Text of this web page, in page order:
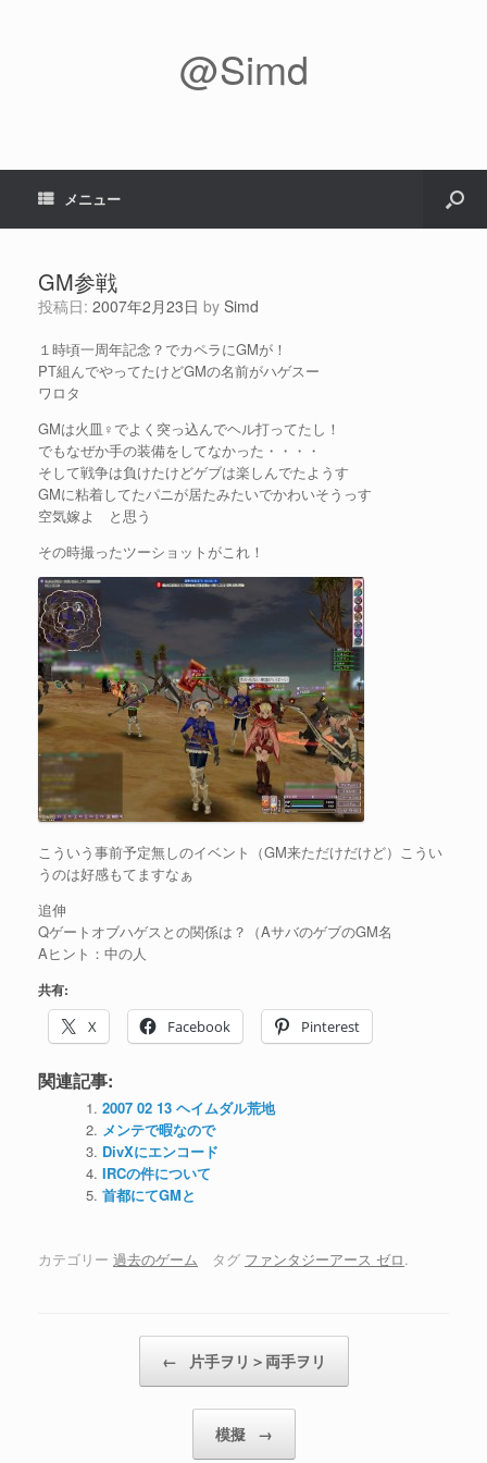
@Simd
メニュー
GM参戦
投稿日: 2007年2月23日 by Simd
１時頃一周年記念？でカペラにGMが！
PT組んでやってたけどGMの名前がハゲスー
ワロタ
GMは火皿♀でよく突っ込んでヘル打ってたし！
でもなぜか手の装備をしてなかった・・・・
そして戦争は負けたけどゲブは楽しんでたようす
GMに粘着してたパニが居たみたいでかわいそうっす
空気嫁よ と思う
その時撮ったツーショットがこれ！
こういう事前予定無しのイベント（GM来ただけだけど）こうい
うのは好感もてますなぁ
追伸
Qゲートオブハゲスとの関係は？（AサバのゲブのGM名
Aヒント：中の人
共有:
X
Facebook Pinterest
関連記事:
2007 02 13 ヘイムダル荒地
メンテで暇なので
DivXにエンコード
IRCの件について
首都にてGMと
カテゴリー 過去のゲーム タグ ファンタジーアース ゼロ.
← 片手ヲリ＞両手ヲリ
模擬 →